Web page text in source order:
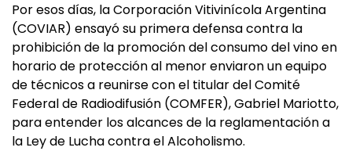
Por esos días, la Corporación Vitivinícola Argentina
(COVIAR) ensayó su primera defensa contra la
prohibición de la promoción del consumo del vino en
horario de protección al menor enviaron un equipo
de técnicos a reunirse con el titular del Comité
Federal de Radiodifusión (COMFER), Gabriel Mariotto,
para entender los alcances de la reglamentación a
la Ley de Lucha contra el Alcoholismo.